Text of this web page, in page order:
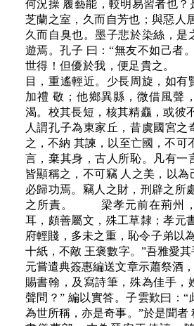
何況操 履藝能，較明易習者也？
芝蘭之室，久而自芳也；與惡人
久而自臭也。墨子悲於染絲，是
遊焉。孔子 曰：“無友不如己者
世得！但優於我，便足貴之。
目，重遙輕近。少長周旋，如有
加禮 敬；他鄉異縣，微借風聲
渴。校其長短，核其精麤，或彼
人謂孔子為東家丘，昔虞國宮之
之，不納 其諫，以至亡國，
言，棄其身，古人所恥。凡有一
皆顯稱之，不可竊 人之美，以為
必歸功焉。竊人之財，刑辟之所
之所責。 梁孝元前在荊州，
耳，頗善屬文，殊工草隸；孝元
府輕賤，多未之重，恥令子弟以
十紙，不敵 王褒數字。”吾雅愛
元嘗遣典簽惠編送文章示蕭祭酒
賜書翰，及寫詩筆，殊為佳手，
聲問？” 編以實答。子雲歎曰：“
為世所稱，亦是奇事。”於是聞者